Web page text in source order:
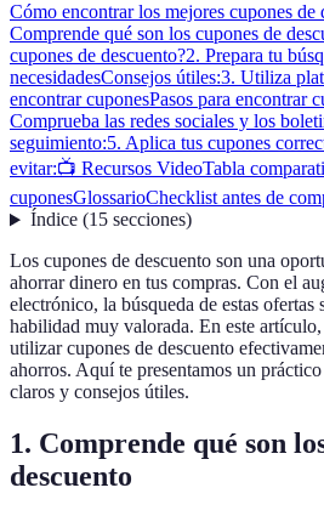
Cómo encontrar los mejores cupones de
Comprende qué son los cupones de
cupones de descuento?2. Prepara tu
necesidadesConsejos útiles:3. Utiliza
encontrar cuponesPasos para encontrar
Comprueba las redes sociales y los
seguimiento:5. Aplica tus cupones
evitar:📺 Recursos VideoTabla
cuponesGlossarioChecklist antes de
Índice(15 secciones)
Los cupones de descuento son una
ahorrar dinero en tus compras. Con el
electrónico, la búsqueda de estas ofertas
habilidad muy valorada. En este
utilizar cupones de descuento
ahorros. Aquí te presentamos un
claros y consejos útiles.
1. Comprende qué son
descuento